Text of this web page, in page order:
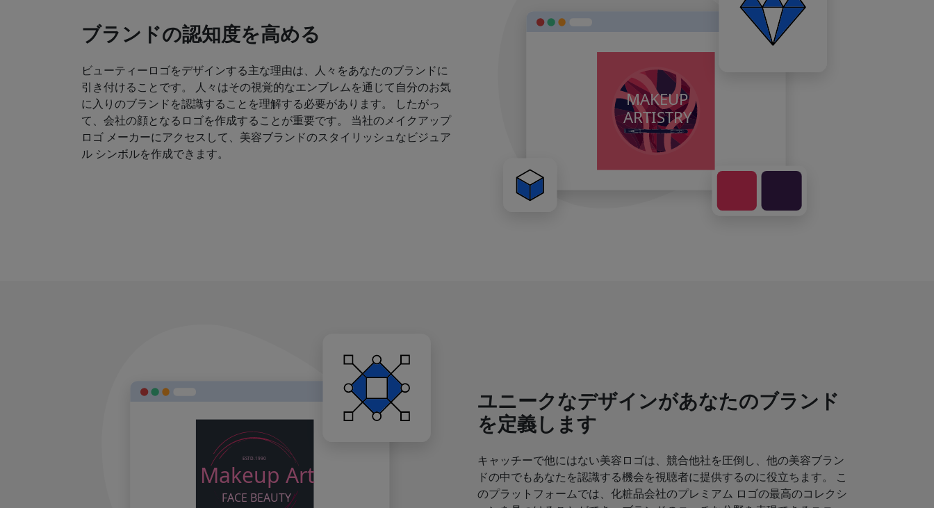
ブランドの認知度を高める
ビューティーロゴをデザインする主な理由は、人々をあなたのブランドに
引き付けることです。 人々はその視覚的なエンブレムを通じて自分のお気
に入りのブランドを認識することを理解する必要があります。 したがっ
て、会社の顔となるロゴを作成することが重要です。 当社のメイクアップ
ロゴ メーカーにアクセスして、美容ブランドのスタイリッシュなビジュア
ル シンボルを作成できます。
ユニークなデザインがあなたのブランド
を定義します
キャッチーで他にはない美容ロゴは、競合他社を圧倒し、他の美容ブラン
ドの中でもあなたを認識する機会を視聴者に提供するのに役立ちます。 こ
のプラットフォームでは、化粧品会社のプレミアム ロゴの最高のコレクシ